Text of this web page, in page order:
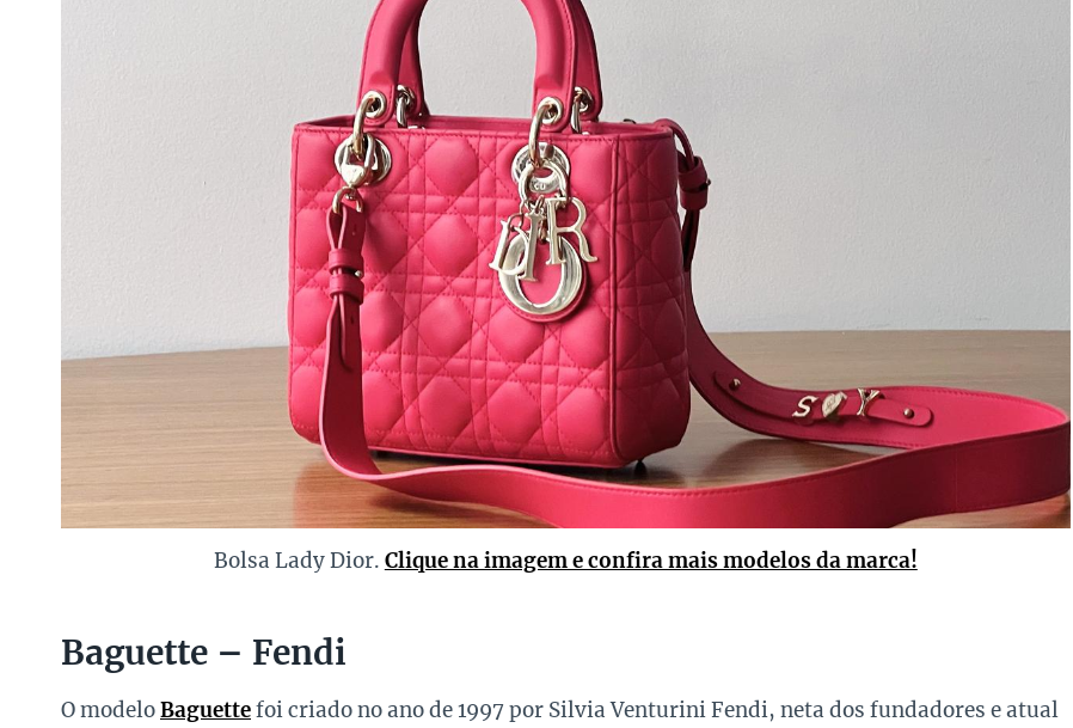
Bolsa Lady Dior. Clique na imagem e confira mais modelos da marca!
Baguette – Fendi
O modeloBaguettefoi criado no ano de 1997 por Silvia Venturini Fendi, neta dos fundadores e atual